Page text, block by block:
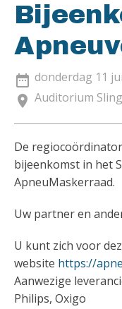
date_range donderdag 11
location_on Auditorium
De
bijeenkomst in het
ApneuMaskerraad.
Uw partner en
U kunt zich voor
website https://
Aanwezige
Philips, Oxigo